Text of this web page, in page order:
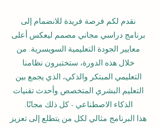
نقدم لكم فرصة فريدة للانضمام إلى
برنامج دراسي مجاني مصمم ليعكس أعلى
معايير الجودة التعليمية السويسرية. من
خلال هذه الدورة، ستختبرون نظامنا
التعليمي المبتكر والذكي، الذي يجمع بين
التعليم البشري المتخصص وأحدث تقنيات
الذكاء الاصطناعي - كل ذلك مجانًا.
هذا البرنامج مثالي لكل من يتطلع إلى تعزيز